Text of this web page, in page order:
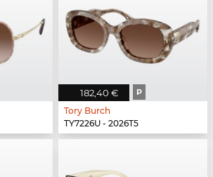
182,40 € P
Tory Burch
TY7226U - 2026T5